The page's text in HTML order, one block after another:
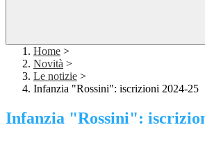
Home >
Novità >
Le notizie >
Infanzia "Rossini": iscrizioni 2024-25
Infanzia "Rossini":